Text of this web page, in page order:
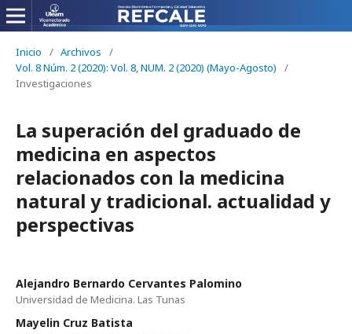
Inicio / Archivos
/
Vol. 8 Núm. 2 (2020): Vol. 8, NUM. 2 (2020) (Mayo-Agosto)
/
Investigaciones
La superación del graduado de
medicina en aspectos
relacionados con la medicina
natural y tradicional. actualidad y
perspectivas
Alejandro Bernardo Cervantes Palomino
Universidad de Medicina. Las Tunas
Mayelin Cruz Batista